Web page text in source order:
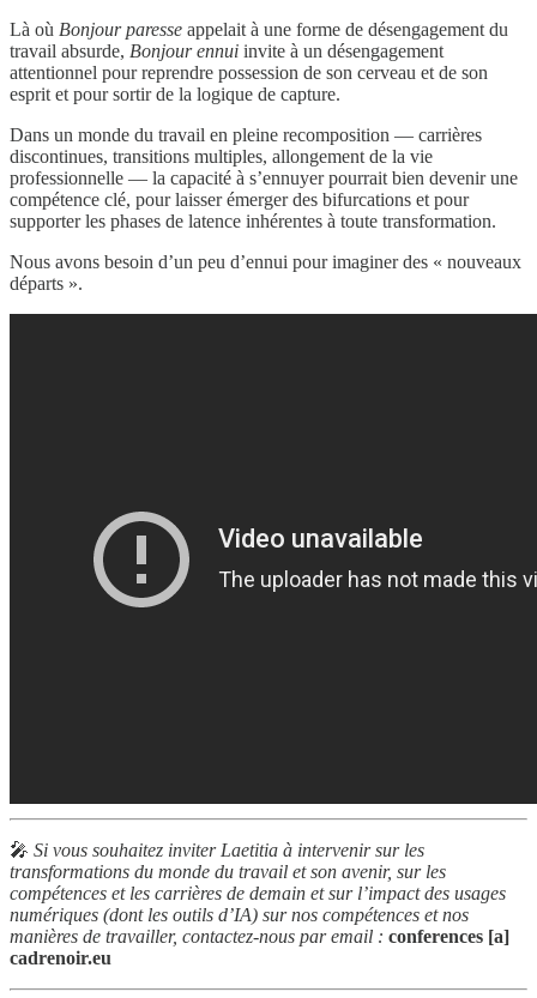
Là où Bonjour paresse appelait à une forme de désengagement du
travail absurde, Bonjour ennui invite à un désengagement
attentionnel pour reprendre possession de son cerveau et de son
esprit et pour sortir de la logique de capture.
Dans un monde du travail en pleine recomposition — carrières
discontinues, transitions multiples, allongement de la vie
professionnelle — la capacité à s’ennuyer pourrait bien devenir une
compétence clé, pour laisser émerger des bifurcations et pour
supporter les phases de latence inhérentes à toute transformation.
Nous avons besoin d’un peu d’ennui pour imaginer des « nouveaux
départs ».
🎤 Si vous souhaitez inviter Laetitia à intervenir sur les
transformations du monde du travail et son avenir, sur les
compétences et les carrières de demain et sur l’impact des usages
numériques (dont les outils d’IA) sur nos compétences et nos
manières de travailler, contactez-nous par email : conferences [a]
cadrenoir.eu